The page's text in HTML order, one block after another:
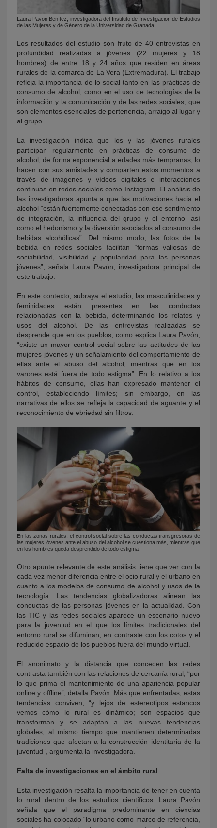
Laura Pavón Benítez, investigadora del Instituto de Investigación de Estudios
de las Mujeres y de Género de la Universidad de Granada.
Los resultados del estudio son fruto de 40 entrevistas en
profundidad realizadas a jóvenes (22 mujeres y 18
hombres) de entre 18 y 24 años que residen en áreas
rurales de la comarca de La Vera (Extremadura). El trabajo
refleja la importancia de lo social tanto en las prácticas de
consumo de alcohol, como en el uso de tecnologías de la
información y la comunicación y de las redes sociales, que
son elementos esenciales de pertenencia, arraigo al lugar y
al grupo.
La investigación indica que los y las jóvenes rurales
participan regularmente en prácticas de consumo de
alcohol, de forma exponencial a edades más tempranas; lo
hacen con sus amistades y comparten estos momentos a
través de imágenes y vídeos digitales e interacciones
continuas en redes sociales como Instagram. El análisis de
las investigadoras apunta a que las motivaciones hacia el
alcohol “están fuertemente conectadas con ese sentimiento
de integración, la influencia del grupo y el entorno, así
como el hedonismo y la diversión asociados al consumo de
bebidas alcohólicas”. Del mismo modo, las fotos de la
bebida en redes sociales facilitan “formas valiosas de
sociabilidad, visibilidad y popularidad para las personas
jóvenes”, señala Laura Pavón, investigadora principal de
este trabajo.
En este contexto, subraya el estudio, las masculinidades y
feminidades están presentes en las conductas
relacionadas con la bebida, determinando los relatos y
usos del alcohol. De las entrevistas realizadas se
desprende que en los pueblos, como explica Laura Pavón,
“existe un mayor control social sobre las actitudes de las
mujeres jóvenes y un señalamiento del comportamiento de
ellas ante el abuso del alcohol, mientras que en los
varones está fuera de todo estigma”. En lo relativo a los
hábitos de consumo, ellas han expresado mantener el
control, estableciendo límites; sin embargo, en las
narrativas de ellos se refleja la capacidad de aguante y el
reconocimiento de ebriedad sin filtros.
En las zonas rurales, el control social sobre las conductas transgresoras de
las mujeres jóvenes ante el abuso del alcohol se cuestiona más, mientras que
en los hombres queda desprendido de todo estigma.
Otro apunte relevante de este análisis tiene que ver con la
cada vez menor diferencia entre el ocio rural y el urbano en
cuanto a los modelos de consumo de alcohol y usos de la
tecnología. Las tendencias globalizadoras alinean las
conductas de las personas jóvenes en la actualidad. Con
las TIC y las redes sociales aparece un escenario nuevo
para la juventud en el que los límites tradicionales del
entorno rural se difuminan, en contraste con los cotos y el
reducido espacio de los pueblos fuera del mundo virtual.
El anonimato y la distancia que conceden las redes
contrasta también con las relaciones de cercanía rural, “por
lo que prima el mantenimiento de una apariencia popular
online y offline”, detalla Pavón. Más que enfrentadas, estas
tendencias conviven, “y lejos de estereotipos estancos
vemos cómo lo rural es dinámico; son espacios que
transforman y se adaptan a las nuevas tendencias
globales, al mismo tiempo que mantienen determinadas
tradiciones que afectan a la construcción identitaria de la
juventud”, argumenta la investigadora.
Falta de investigaciones en el ámbito rural
Esta investigación resalta la importancia de tener en cuenta
lo rural dentro de los estudios científicos. Laura Pavón
señala que el paradigma predominante en ciencias
sociales ha colocado “lo urbano como marco de referencia,